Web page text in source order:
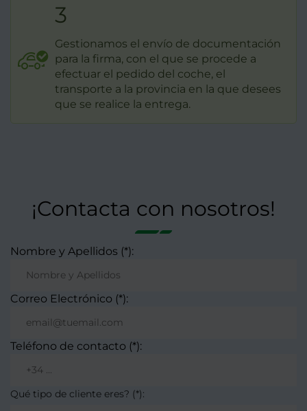
3
Gestionamos el envío de documentación
para la firma, con el que se procede a
efectuar el pedido del coche, el
transporte a la provincia en la que desees
que se realice la entrega.
¡Contacta con nosotros!
Nombre y Apellidos (*):
Correo Electrónico (*):
Teléfono de contacto (*):
Qué tipo de cliente eres? (*):